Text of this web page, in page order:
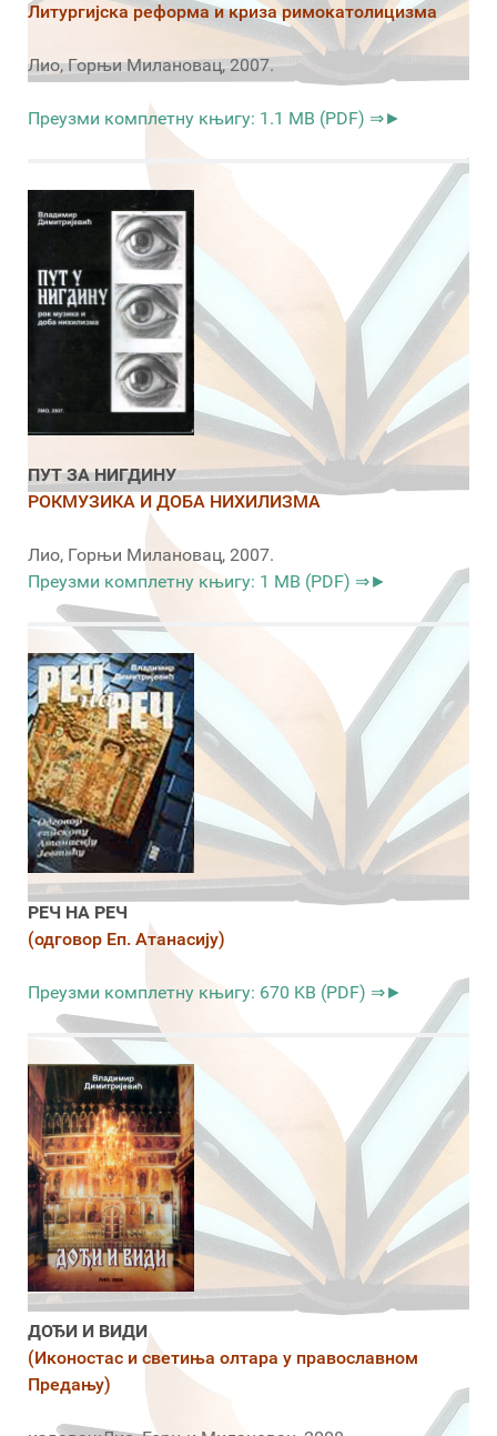
Литургијска реформа и криза римокатолицизма
Лио, Горњи Милановац, 2007.
Преузми комплетну књигу: 1.1 MB (PDF) ⇒►
ПУТ ЗА НИГДИНУ
РОКМУЗИКА И ДОБА НИХИЛИЗМА
Лио, Горњи Милановац, 2007.
Преузми комплетну књигу: 1 MB (PDF) ⇒►
РЕЧ НА РЕЧ
(одговор Еп. Атанасију)
Преузми комплетну књигу: 670 KB (PDF) ⇒►
ДОЂИ И ВИДИ
(Иконостас и светиња олтара у православном
Предању)